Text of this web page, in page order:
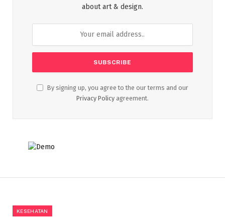
about art & design.
By signing up, you agree to the our terms and our
Privacy Policy agreement.
KESEHATAN